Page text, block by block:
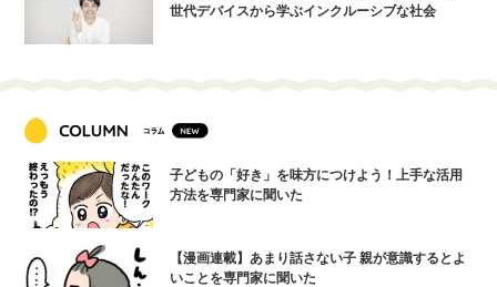
世代デバイスから学ぶインクルーシブな社会
子どもの「好き」を味方につけよう！上手な活用
方法を専門家に聞いた
【漫画連載】あまり話さない子 親が意識するとよ
いことを専門家に聞いた